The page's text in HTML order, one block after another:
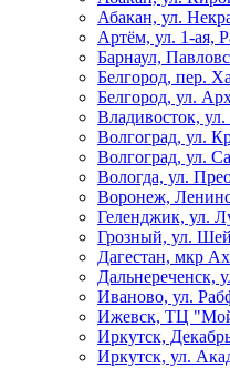
Абакан, ул.
Артём, ул. 1-ая,
Барнаул,
Белгород, пер.
Белгород, ул.
Владивосток, ул.
Волгоград, ул.
Волгоград, ул.
Вологда, ул.
Воронеж,
Геленджик, ул.
Грозный, ул.
Дагестан, мкр
Дальнереченск,
Иваново, ул.
Ижевск, ТЦ
Иркутск,
Иркутск, ул.